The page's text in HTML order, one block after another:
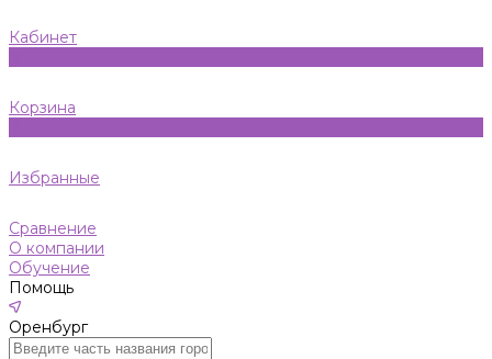
Кабинет
Корзина
Избранные
Сравнение
О компании
Обучение
Помощь
Оренбург